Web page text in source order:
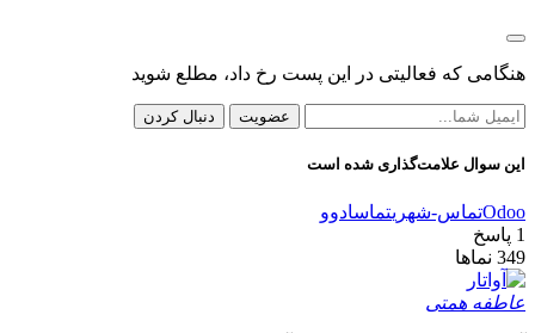
هنگامی که فعالیتی در این پست رخ داد، مطلع شوید
عضویت دنبال کردن
این سوال علامت‌گذاری شده است
Odooتماس-شهریتماسادوو
1 پاسخ
349 نماها
عاطفه همتی